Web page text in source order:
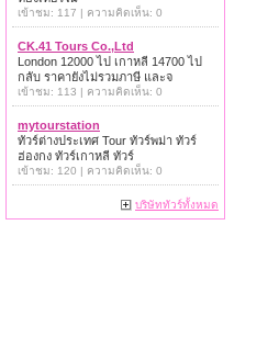
เข้าชม: 117 | ความคิดเห็น: 0
CK.41 Tours Co.,Ltd
London 12000 ไป เกาหลี 14700 ไป
กลับ ราคายังไม่รวมภาษี และจ
เข้าชม: 113 | ความคิดเห็น: 0
mytourstation
ทัวร์ต่างประเทศ Tour ทัวร์พม่า ทัวร์
ฮ่องกง ทัวร์เกาหลี ทัวร์
เข้าชม: 120 | ความคิดเห็น: 0
บริษัททัวร์ทั้งหมด